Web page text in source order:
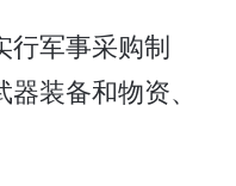
军事采购制
装备和物资、